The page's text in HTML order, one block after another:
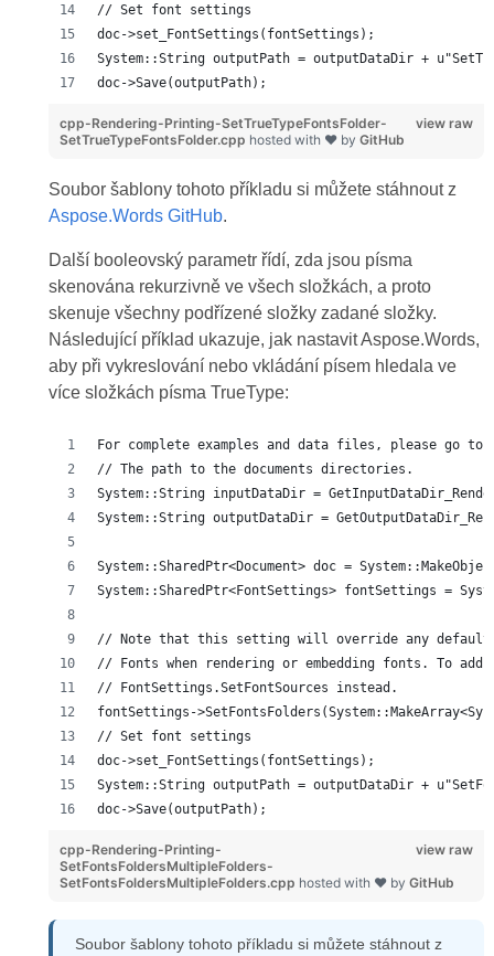
// Set font settings
doc->set_FontSettings(fontSettings);
System::String outputPath = outputDataDir +
doc->Save(outputPath);
view raw
cpp-Rendering-Printing-SetTrueTypeFontsFolder-
SetTrueTypeFontsFolder.cpp hosted with ❤ by GitHub
Soubor šablony tohoto příkladu si můžete stáhnout z
Aspose.Words GitHub.
Další booleovský parametr řídí, zda jsou písma
skenována rekurzivně ve všech složkách, a proto
skenuje všechny podřízené složky zadané složky.
Následující příklad ukazuje, jak nastavit Aspose.Words,
aby při vykreslování nebo vkládání písem hledala ve
více složkách písma TrueType:
For complete examples and data files, please go to
// The path to the documents directories.
System::String inputDataDir =
System::String outputDataDir =
System::SharedPtr<Document> doc =
System::SharedPtr<FontSettings> fontSettings =
// Note that this setting will override any default
// Fonts when rendering or embedding fonts. To
// FontSettings.SetFontSources instead.
fontSettings-
// Set font settings
doc->set_FontSettings(fontSettings);
System::String outputPath = outputDataDir +
doc->Save(outputPath);
view raw
cpp-Rendering-Printing-
SetFontsFoldersMultipleFolders-
SetFontsFoldersMultipleFolders.cpp hosted with ❤ by GitHub
Soubor šablony tohoto příkladu si můžete stáhnout z